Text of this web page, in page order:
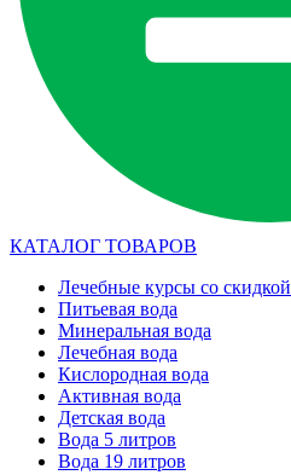
КАТАЛОГ ТОВАРОВ
Лечебные курсы со скидкой
Питьевая вода
Минеральная вода
Лечебная вода
Кислородная вода
Активная вода
Детская вода
Вода 5 литров
Вода 19 литров